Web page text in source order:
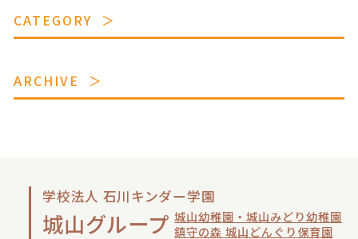
CATEGORY
ARCHIVE
学校法人 石川キンダー学園
城山グループ 城山幼稚園・城山みどり幼稚園
鎮守の森 城山どんぐり保育園